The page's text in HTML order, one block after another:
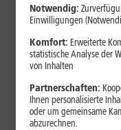
Notwendig:
Einwilligungen
Komfort: Erweiterte
statistische Analyse der
von Inhalten
Partnerschaften:
Ihnen personalisierte
oder um gemeinsame
abzurechnen.